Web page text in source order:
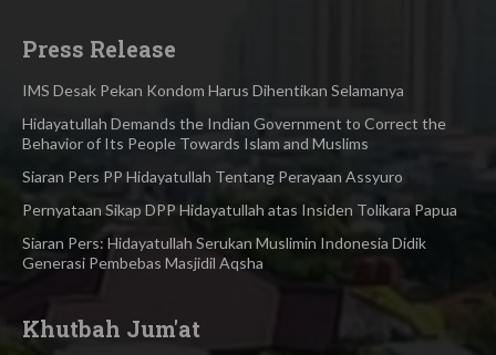
Press Release
IMS Desak Pekan Kondom Harus Dihentikan Selamanya
Hidayatullah Demands the Indian Government to Correct the
Behavior of Its People Towards Islam and Muslims
Siaran Pers PP Hidayatullah Tentang Perayaan Assyuro
Pernyataan Sikap DPP Hidayatullah atas Insiden Tolikara Papua
Siaran Pers: Hidayatullah Serukan Muslimin Indonesia Didik
Generasi Pembebas Masjidil Aqsha
Khutbah Jum'at